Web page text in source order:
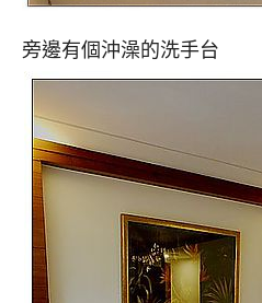
旁邊有個沖澡的洗手台